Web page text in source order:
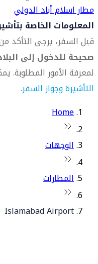
مطار اسلام أباد الدولي
المعلومات الخاصة
قبل السفر، يرجى التأكد
صحيحة للدخول إلى
لمعرفة الأمور المطلوبة.
التأشيرة وجواز السفر.
Home
الوجهات
المطارات
Islamabad Airport